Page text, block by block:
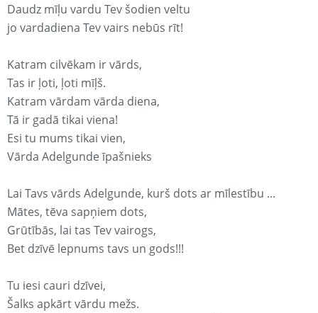
Daudz mīļu vardu Tev šodien veltu
jo vardadiena Tev vairs nebūs rīt!
Katram cilvēkam ir vārds,
Tas ir ļoti, ļoti mīļš.
Katram vārdam vārda diena,
Tā ir gadā tikai viena!
Esi tu mums tikai vien,
Vārda Adelgunde īpašnieks
Lai Tavs vārds Adelgunde, kurš dots ar mīlestību ...
Mātes, tēva sapņiem dots,
Grūtībās, lai tas Tev vairogs,
Bet dzīvē lepnums tavs un gods!!!
Tu iesi cauri dzīvei,
Šalks apkārt vārdu mežs.